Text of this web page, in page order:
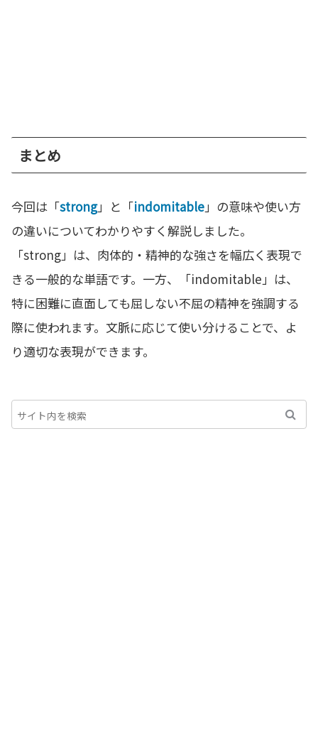
まとめ
今回は「strong」と「indomitable」の意味や使い方
の違いについてわかりやすく解説しました。
「strong」は、肉体的・精神的な強さを幅広く表現で
きる一般的な単語です。一方、「indomitable」は、
特に困難に直面しても屈しない不屈の精神を強調する
際に使われます。文脈に応じて使い分けることで、よ
り適切な表現ができます。